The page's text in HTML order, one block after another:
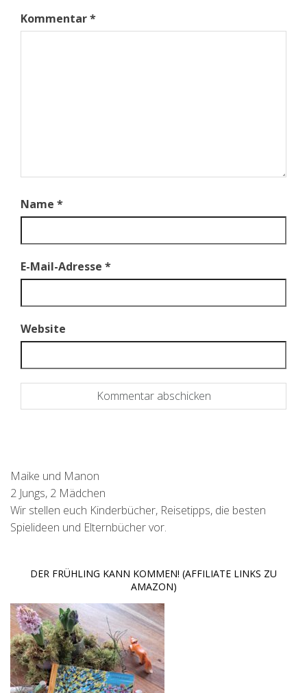
Kommentar*
Name *
E-Mail-Adresse *
Website
Maike und Manon
2 Jungs, 2 Mädchen
Wir stellen euch Kinderbücher, Reisetipps, die besten
Spielideen und Elternbücher vor.
DER FRÜHLING KANN KOMMEN! (AFFILIATE LINKS ZU
AMAZON)